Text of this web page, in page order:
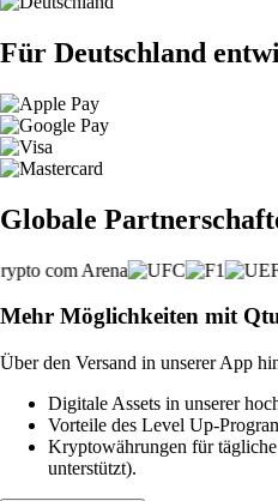
Für Deutschland
Globale
Mehr Möglichkeiten mit
Über den Versand in unserer App
Digitale Assets in unserer
Vorteile des Level Up-
Kryptowährungen für
unterstützt).